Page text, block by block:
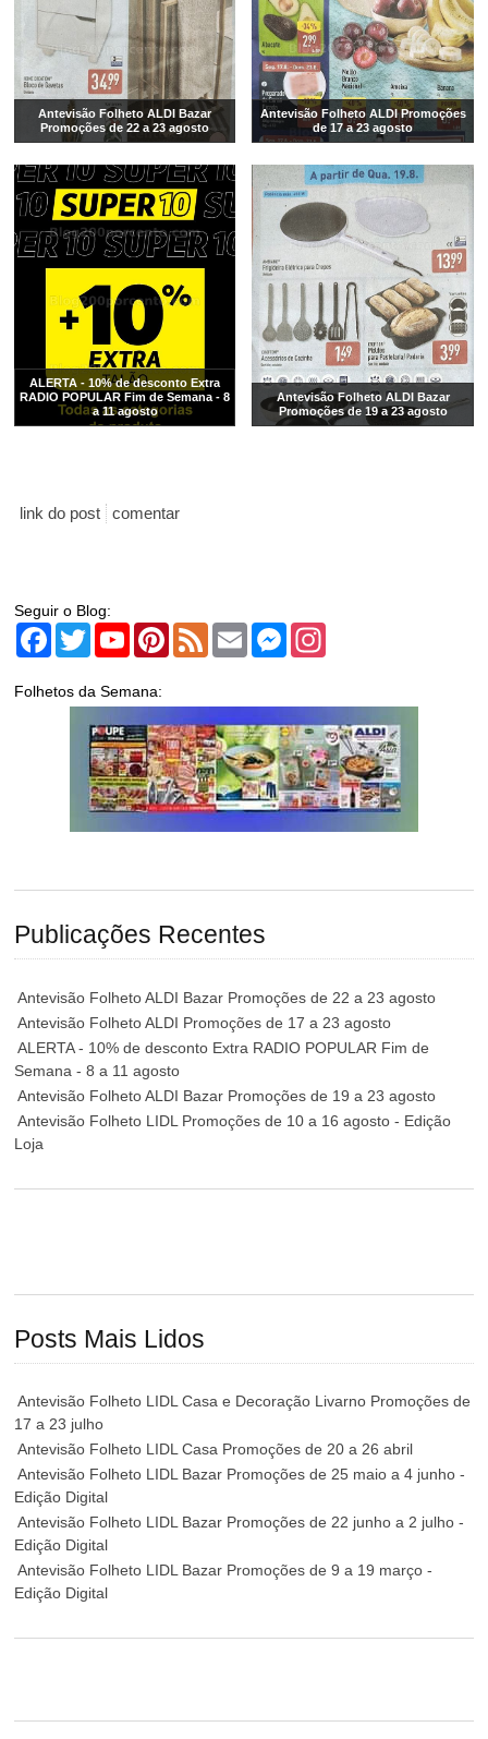
Antevisão Folheto ALDI Bazar
Promoções de 22 a 23 agosto
Antevisão Folheto ALDI Promoções
de 17 a 23 agosto
ALERTA - 10% de desconto Extra
RADIO POPULAR Fim de Semana - 8
a 11 agosto
Antevisão Folheto ALDI Bazar
Promoções de 19 a 23 agosto
link do post comentar
Seguir o Blog:
Facebook
TwitterYouTubePinterest
Feed Email Messenger
Folhetos da Semana:
Publicações Recentes
Antevisão Folheto ALDI Bazar Promoções de 22 a 23 agosto
Antevisão Folheto ALDI Promoções de 17 a 23 agosto
ALERTA - 10% de desconto Extra RADIO POPULAR Fim de
Semana - 8 a 11 agosto
Antevisão Folheto ALDI Bazar Promoções de 19 a 23 agosto
Antevisão Folheto LIDL Promoções de 10 a 16 agosto - Edição
Loja
Posts Mais Lidos
Antevisão Folheto LIDL Casa e Decoração Livarno Promoções de
17 a 23 julho
Antevisão Folheto LIDL Casa Promoções de 20 a 26 abril
Antevisão Folheto LIDL Bazar Promoções de 25 maio a 4 junho -
Edição Digital
Antevisão Folheto LIDL Bazar Promoções de 22 junho a 2 julho -
Edição Digital
Antevisão Folheto LIDL Bazar Promoções de 9 a 19 março -
Edição Digital